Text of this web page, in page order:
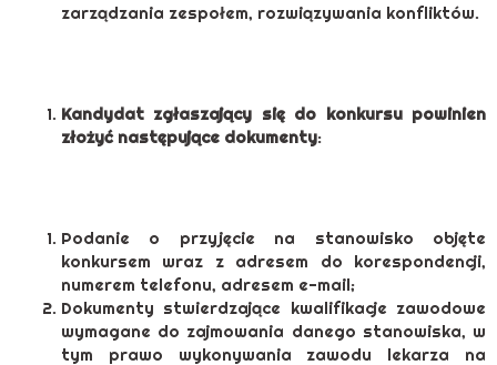
zarządzania zespołem, rozwiązywania konfliktów.
Kandydat zgłaszający się do konkursu powinien
złożyć następujące dokumenty:
Podanie o przyjęcie na stanowisko objęte
konkursem wraz z adresem do korespondencji,
numerem telefonu, adresem e-mail;
Dokumenty stwierdzające kwalifikacje zawodowe
wymagane do zajmowania danego stanowiska, w
tym prawo wykonywania zawodu lekarza na